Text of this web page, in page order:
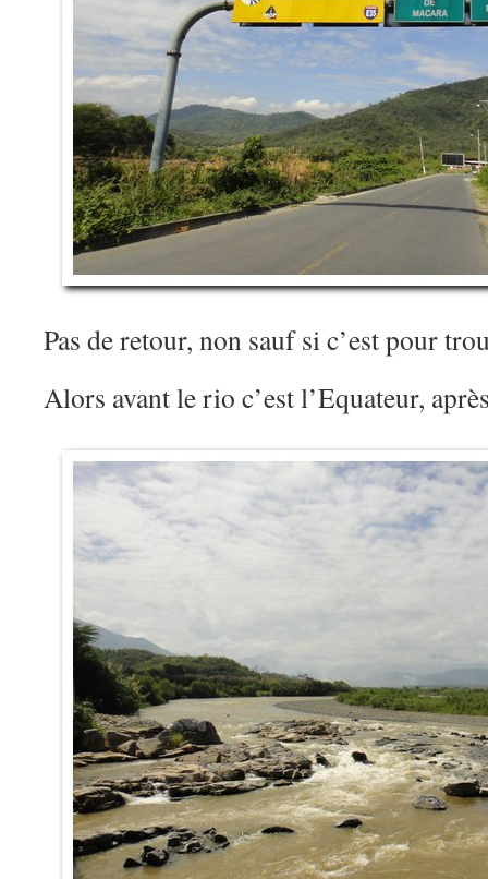
Pas de retour, non sauf si c’est pour
Alors avant le rio c’est l’Equateur,